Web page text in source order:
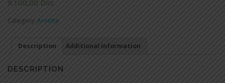
9.100,00 Din.
Category: Arnette
Description Additional information
DESCRIPTION